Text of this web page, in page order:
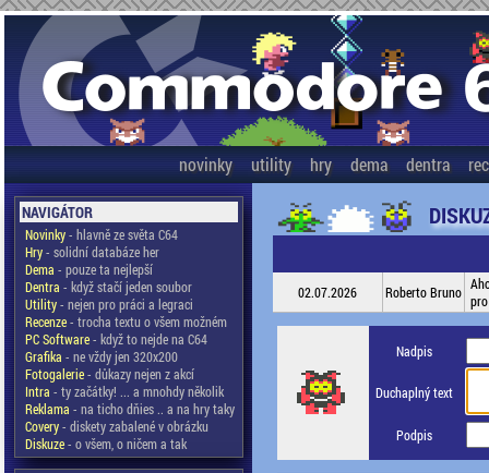
novinky utility hry dema dentra
NAVIGÁTOR
Novinky- hlavně ze světa C64
Hry- solidní databáze her
Dema - pouze ta nejlepší
Dentra - když stačí jeden soubor
Utility- nejen pro práci a legraci
Recenze- trocha textu o všem možném
PC Software- když to nejde na C64
Grafika - ne vždy jen 320x200
Fotogalerie- důkazy nejen z akcí
Intra - ty začátky! ... a mnohdy několik
Reklama - na ticho dňies .. a na hry taky
Covery- diskety zabalené v obrázku
Diskuze- o všem, o ničem a tak
02.07.2026 Roberto Bruno
Nadpis
Duchaplný text
Podpis